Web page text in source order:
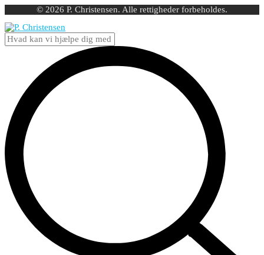
© 2026 P. Christensen. Alle rettigheder forbeholdes.